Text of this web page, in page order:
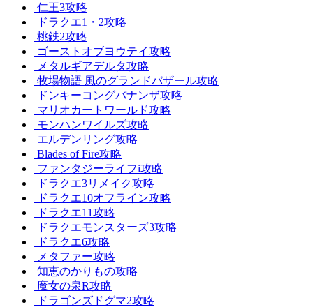
仁王3攻略
ドラクエ1・2攻略
桃鉄2攻略
ゴーストオブヨウテイ攻略
メタルギアデルタ攻略
牧場物語 風のグランドバザール攻略
ドンキーコングバナンザ攻略
マリオカートワールド攻略
モンハンワイルズ攻略
エルデンリング攻略
Blades of Fire攻略
ファンタジーライフi攻略
ドラクエ3リメイク攻略
ドラクエ10オフライン攻略
ドラクエ11攻略
ドラクエモンスターズ3攻略
ドラクエ6攻略
メタファー攻略
知恵のかりもの攻略
魔女の泉R攻略
ドラゴンズドグマ2攻略